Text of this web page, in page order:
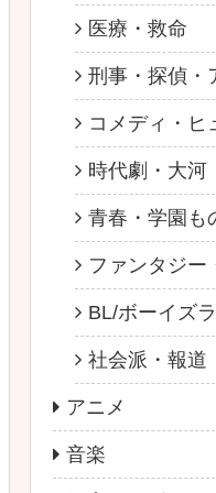
医療・救命
刑事・探偵・
コメディ・ヒ
時代劇・大河
青春・学園も
ファンタジー
BL/ボーイズ
社会派・報道
アニメ
音楽